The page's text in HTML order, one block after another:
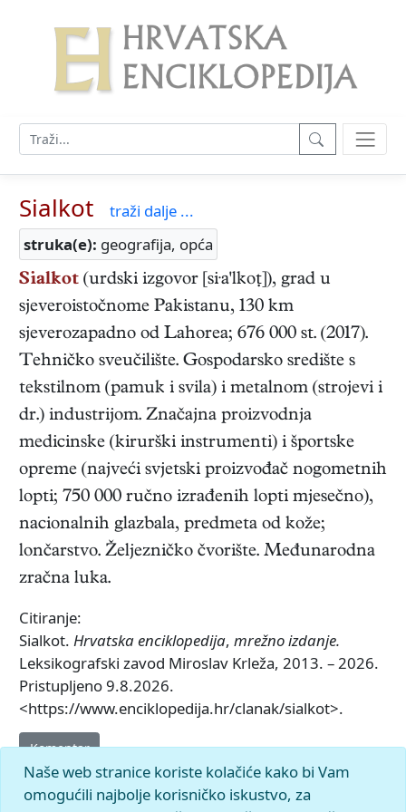
Sialkot
traži dalje ...
struka(e): geografija, opća
Sialkot (urdski izgovor [si·a'lkoṭ]), grad u
sjeveroistočnome Pakistanu, 130 km
sjeverozapadno od Lahorea; 676 000 st. (2017).
Tehničko sveučilište. Gospodarsko središte s
tekstilnom (pamuk i svila) i metalnom (strojevi i
dr.) industrijom. Značajna proizvodnja
medicinske (kirurški instrumenti) i športske
opreme (najveći svjetski proizvođač nogometnih
lopti; 750 000 ručno izrađenih lopti mjesečno),
nacionalnih glazbala, predmeta od kože;
lončarstvo. Željezničko čvorište. Međunarodna
zračna luka.
Citiranje:
Sialkot. Hrvatska enciklopedija, mrežno izdanje.
Leksikografski zavod Miroslav Krleža, 2013. – 2026.
Pristupljeno 9.8.2026.
<https://www.enciklopedija.hr/clanak/sialkot>.
Komentar
Naše web stranice koriste kolačiće kako bi Vam
omogućili najbolje korisničko iskustvo, za